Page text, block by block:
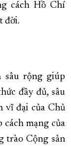
cách Hồ Chí
đời.
sâu rộng giúp
đầy đủ, sâu
vĩ đại của Chủ
mạng của
trào Cộng sản